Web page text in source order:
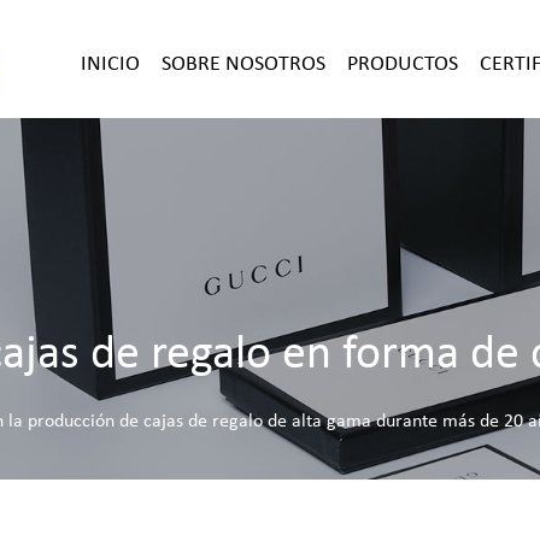
INICIO SOBRE NOSOTROS PRODUCTOS
de regalo en forma de
la producción de cajas de regalo de alta gama durante más de 20